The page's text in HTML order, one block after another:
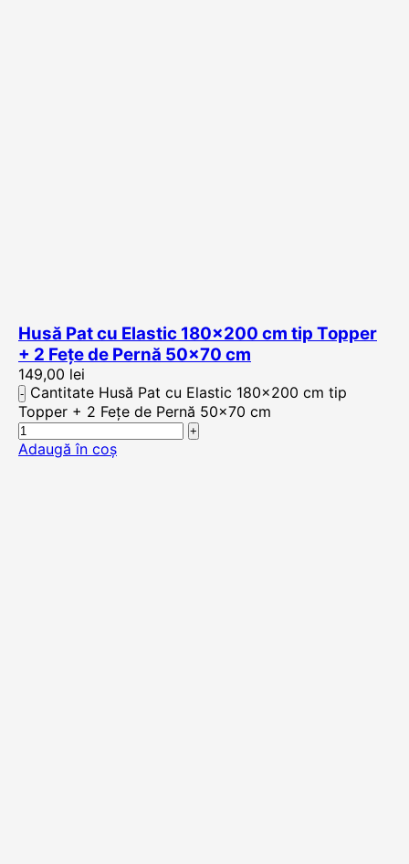
Husă Pat cu Elastic 180×200 cm tip Topper
+ 2 Fețe de Pernă 50×70 cm
149,00 lei
Cantitate Husă Pat cu Elastic 180x200 cm tip
Topper + 2 Fețe de Pernă 50x70 cm
Adaugă în coș